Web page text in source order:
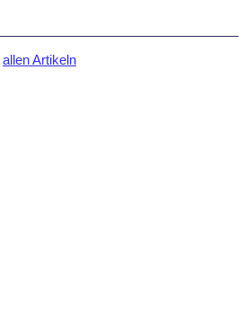
allen Artikeln